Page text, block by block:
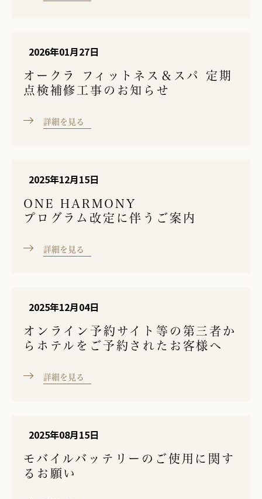
オークラ フィットネス＆スパ 定期
点検補修工事のお知らせ
詳細を見る
2026年01月27日
ONE HARMONY
プログラム改定に伴うご案内
詳細を見る
2025年12月15日
オンライン予約サイト等の第三者か
らホテルをご予約されたお客様へ
詳細を見る
2025年12月04日
モバイルバッテリーのご使用に関す
るお願い
2025年08月15日